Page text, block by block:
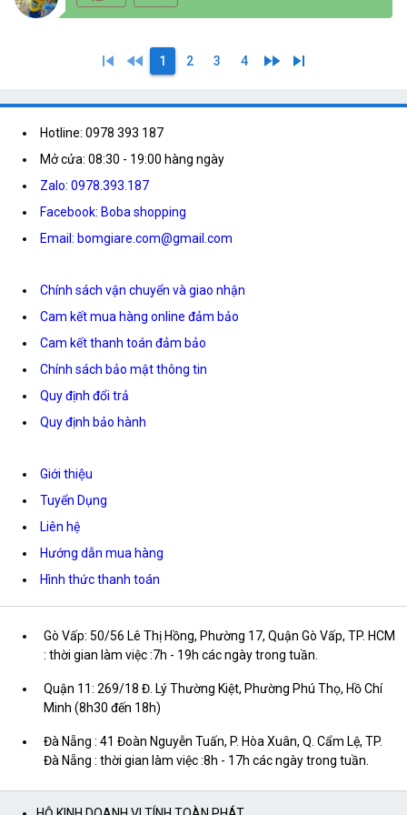
skip_previous fast_rewind 1 2 3 4 fast_forward skip_next
Hotline: 0978 393 187
Mở cửa: 08:30 - 19:00 hàng ngày
Zalo: 0978.393.187
Facebook: Boba shopping
Email: bomgiare.com@gmail.com
Chính sách vận chuyển và giao nhận
Cam kết mua hàng online đảm bảo
Cam kết thanh toán đảm bảo
Chính sách bảo mật thông tin
Quy định đổi trả
Quy định bảo hành
Giới thiệu
Tuyển Dụng
Liên hệ
Hướng dẫn mua hàng
Hình thức thanh toán
Gò Vấp: 50/56 Lê Thị Hồng, Phường 17, Quận Gò Vấp, TP. HCM
: thời gian làm việc :7h - 19h các ngày trong tuần.
Quận 11: 269/18 Đ. Lý Thường Kiệt, Phường Phú Thọ, Hồ Chí
Minh (8h30 đến 18h)
Đà Nẵng : 41 Đoàn Nguyễn Tuấn, P. Hòa Xuân, Q. Cẩm Lệ, TP.
Đà Nẵng : thời gian làm việc :8h - 17h các ngày trong tuần.